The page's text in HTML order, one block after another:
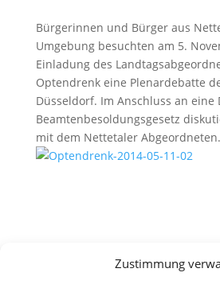
Zustimmung
Bürgerinnen und Bürger aus
Umgebung besuchten am 5.
Einladung des
Optendrenk eine Plenardebatte
Düsseldorf. Im Anschluss an eine
Beamtenbesoldungsgesetz
mit dem Nettetaler Abgeordneten.